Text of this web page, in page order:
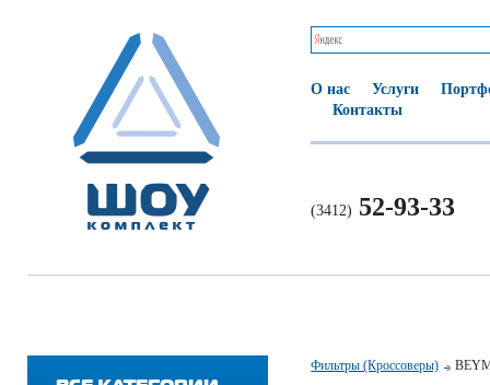
О нас Услуги
Контакты
(3412) 52-93-33
Фильтры (Кроссоверы)